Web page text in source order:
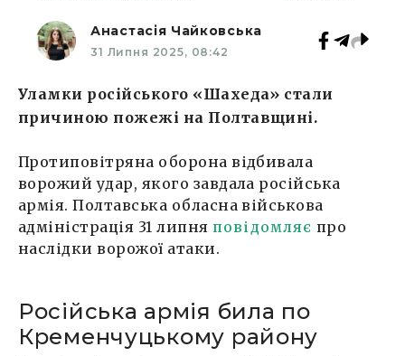
Анастасія Чайковська
31 Липня 2025, 08:42
Уламки російського «Шахеда» стали
причиною пожежі на Полтавщині.
Протиповітряна оборона відбивала
ворожий удар, якого завдала російська
армія. Полтавська обласна військова
адміністрація 31 липняповідомляє про
наслідки ворожої атаки.
Російська армія била по
Кременчуцькому району